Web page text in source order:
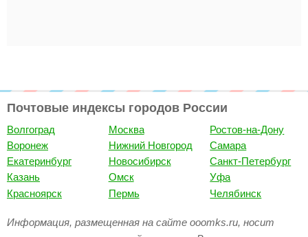
Почтовые индексы городов России
Волгоград
Воронеж
Екатеринбург
Казань
Красноярск
Москва
Нижний Новгород
Новосибирск
Омск
Пермь
Ростов-на-Дону
Самара
Санкт-Петербург
Уфа
Челябинск
Информация, размещенная на сайте ooomks.ru, носит